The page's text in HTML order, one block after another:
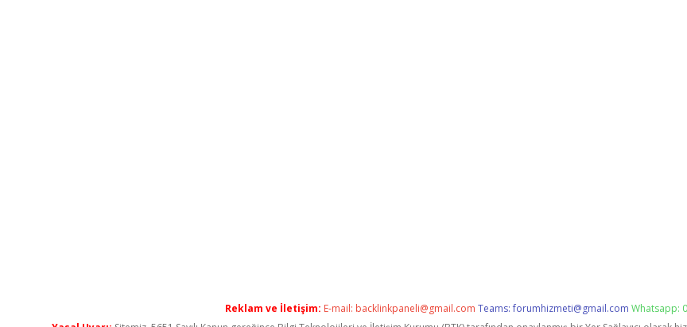
Reklam ve İletişim: E-mail: backlinkpaneli@gmail.com Teams:forumhizmeti@gmail.com Whatsapp: